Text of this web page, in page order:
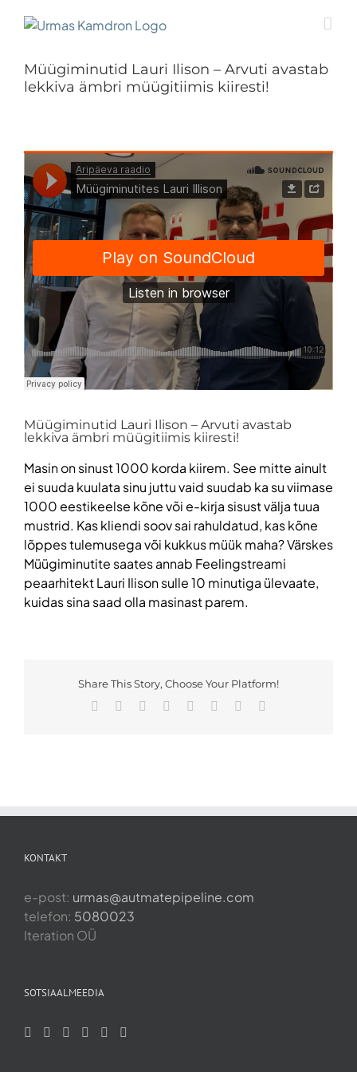
Müügiminutid Lauri Ilison – Arvuti avastab
lekkiva ämbri müügitiimis kiiresti!
Müügiminutid Lauri Ilison – Arvuti avastab
lekkiva ämbri müügitiimis kiiresti!
Masin on sinust 1000 korda kiirem. See mitte ainult
ei suuda kuulata sinu juttu vaid suudab ka su viimase
1000 eestikeelse kõne või e-kirja sisust välja tuua
mustrid. Kas kliendi soov sai rahuldatud, kas kõne
lõppes tulemusega või kukkus müük maha? Värskes
Müügiminutite saates annab Feelingstreami
peaarhitekt Lauri Ilison sulle 10 minutiga ülevaate,
kuidas sina saad olla masinast parem.
Share This Story, Choose Your Platform!
Facebook Reddit LinkedIn
TumblrPinterest
KONTAKT
e-post: urmas@autmatepipeline.com
telefon: 5080023
Iteration OÜ
SOTSIAALMEEDIA